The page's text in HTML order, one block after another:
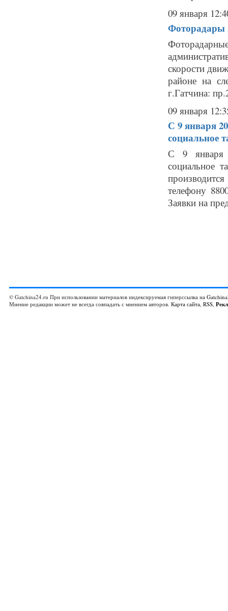
09 января
Фоторадары
скорости
районе на
г.Гатчина:
09 января
С 9 января
социальное
С 9 января
социальное
телефону
Заявки на
© Gatchina24.ru При использовании материалов индексируемая гиперссылка на
Мнение редакции может не всегда совпадать с мнением авторов. Карта сайта, RSS,